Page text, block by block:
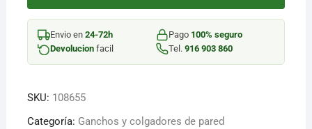
118X85X14MM
4
PZ
cantidad
Envio en 24-72h Pago 100% seguro
Devolucionfacil Tel. 916 903 860
SKU: 108655
Categoría: Ganchos y colgadores de pared